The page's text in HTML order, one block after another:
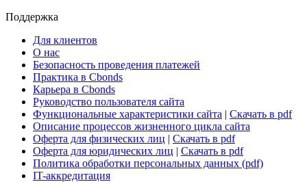
Поддержка
Для клиентов
О нас
Безопасность проведения платежей
Практика в Cbonds
Карьера в Cbonds
Руководство пользователя сайта
Функциональные характеристики сайта | Скачать в pdf
Описание процессов жизненного цикла сайта
Оферта для физических лиц | Скачать в pdf
Оферта для юридических лиц | Скачать в pdf
Политика обработки персональных данных (pdf)
IT-аккредитация